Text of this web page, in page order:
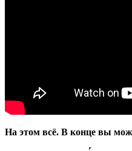
На этом всё. В конце вы